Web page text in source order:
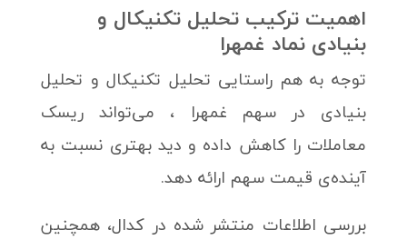
اهمیت ترکیب تحلیل تکنیکال و
بنیادی نماد غمهرا
توجه به هم راستایی تحلیل تکنیکال و تحلیل
بنیادی در سهم غمهرا ، می‌تواند ریسک
معاملات را کاهش داده و دید بهتری نسبت به
آینده‌ی قیمت سهم ارائه دهد.
بررسی اطلاعات منتشر شده در کدال، همچنین